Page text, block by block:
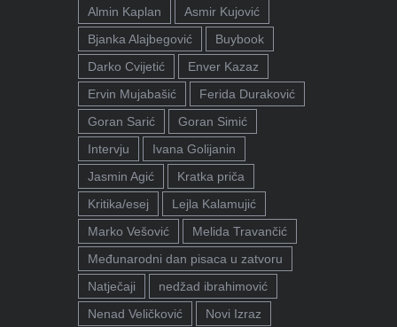
Almin Kaplan
Asmir Kujović
Bjanka Alajbegović
Buybook
Darko Cvijetić
Enver Kazaz
Ervin Mujabašić
Ferida Duraković
Goran Sarić
Goran Simić
Intervju
Ivana Golijanin
Jasmin Agić
Kratka priča
Kritika/esej
Lejla Kalamujić
Marko Vešović
Melida Travančić
Međunarodni dan pisaca u zatvoru
Natječaji
nedžad ibrahimović
Nenad Veličković
Novi Izraz